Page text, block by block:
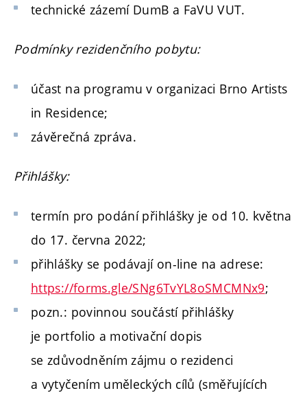
technické zázemí DumB a FaVU VUT.
Podmínky rezidenčního pobytu:
účast na programu v organizaci Brno Artists
in Residence;
závěrečná zpráva.
Přihlášky:
termín pro podání přihlášky je od 10. května
do 17. června 2022;
přihlášky se podávají on-line na adrese:
https://forms.gle/SNg6TvYL8oSMCMNx9;
pozn.: povinnou součástí přihlášky
je portfolio a motivační dopis
se zdůvodněním zájmu o rezidenci
a vytyčením uměleckých cílů (směřujících